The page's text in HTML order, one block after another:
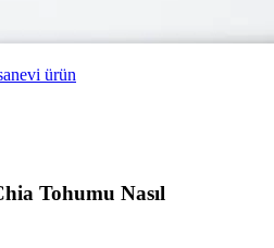
ürün
Tohumu Nasıl